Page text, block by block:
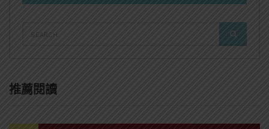
FOR:
推薦閱讀